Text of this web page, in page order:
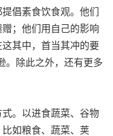
倡素食饮食观。他们
；他们用自己的影响
其中，首当其冲的要
。除此之外，还有更多
。以进食蔬菜、谷物
如粮食、蔬菜、荚